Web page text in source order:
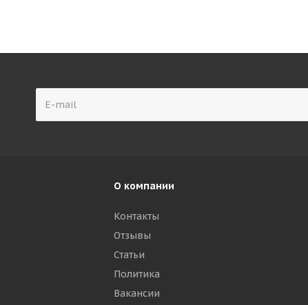
О компании
Контакты
Отзывы
Статьи
Политика
Вакансии